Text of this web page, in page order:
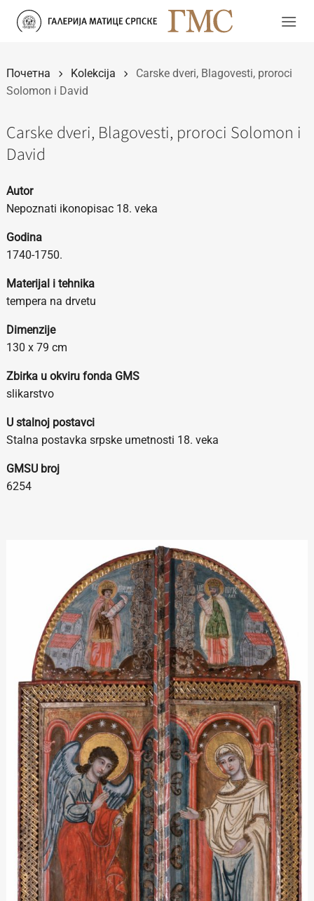
Прескочи
Почетна Kolekcija
Carske dveri, Blagovesti, proroci
Solomon i David
Carske dveri, Blagovesti, proroci Solomon i
David
Autor
Nepoznati ikonopisac 18. veka
Godina
1740-1750.
Materijal i tehnika
tempera na drvetu
Dimenzije
130 x 79 cm
Zbirka u okviru fonda GMS
slikarstvo
U stalnoj postavci
Stalna postavka srpske umetnosti 18. veka
GMSU broj
6254